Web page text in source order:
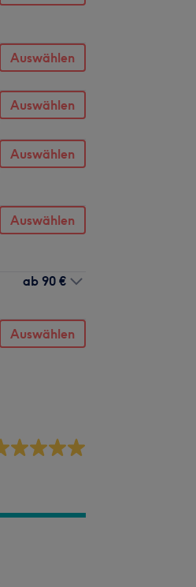
Auswählen
Auswählen
Auswählen
Auswählen
ab 90 €
Auswählen